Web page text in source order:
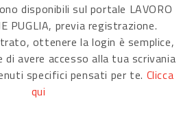
disponibili sul portale LAVORO
PUGLIA, previa registrazione.
ottenere la login è semplice,
avere accesso alla tua scrivania
specifici pensati per te. Clicca
qui